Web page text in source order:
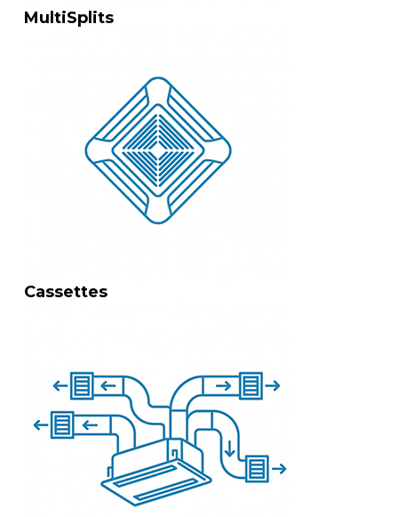
MultiSplits
Cassettes